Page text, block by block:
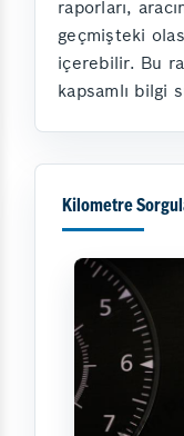
raporları,
geçmişteki
içerebilir. Bu
kapsamlı bilgi
Kilometre